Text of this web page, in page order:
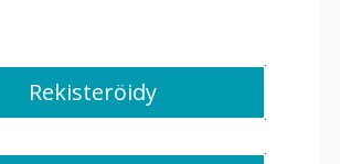
Rekisteröidy